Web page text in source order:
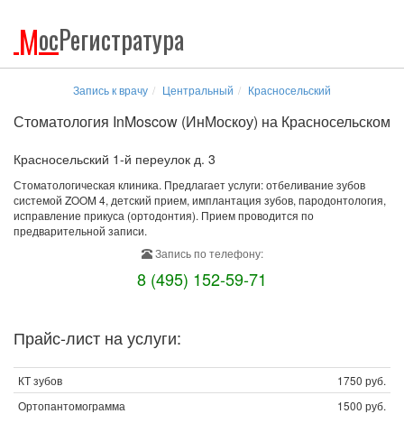
МосРегистратура
Запись к врачу Центральный Красносельский
Стоматология InMoscow (ИнМоскоу) на Красносельском
Красносельский 1-й переулок д. 3
Стоматологическая клиника. Предлагает услуги: отбеливание зубов
системой ZOOM 4, детский прием, имплантация зубов, пародонтология,
исправление прикуса (ортодонтия). Прием проводится по
предварительной записи.
Запись по телефону:
8 (495) 152-59-71
Прайс-лист на услуги:
КТ зубов
1750 руб.
Ортопантомограмма
1500 руб.